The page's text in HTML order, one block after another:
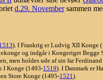
d.29. Novembersammen
1513). I Frankrig er Ludvig XII Konge
og indgår i Kongeriget
men holdes ude af sin far
I Konge (1493-1519). I Danmark er
Store Konge (1495-1521).